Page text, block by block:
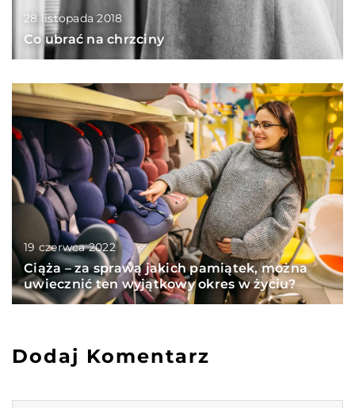
28 listopada 2018
Co ubrać na chrzciny
19 czerwca 2022
Ciąża – za sprawą jakich pamiątek, można
uwiecznić ten wyjątkowy okres w życiu?
Dodaj Komentarz